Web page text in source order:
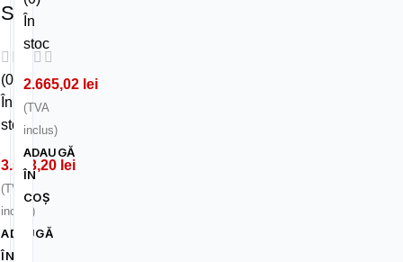
S
(0)
În
stoc
3.533,20 lei
(TVA
inclus)
ADAUGĂ
ÎN
În
stoc
2.665,02 lei
(TVA
inclus)
ADAUGĂ
ÎN
COȘ